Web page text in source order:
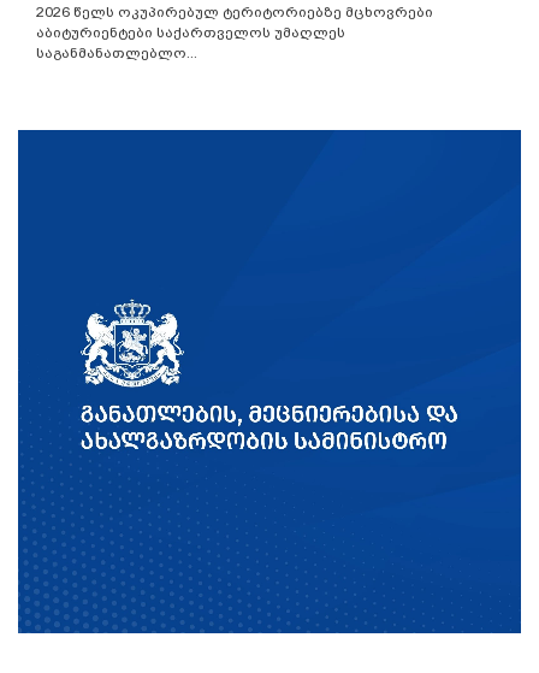
2026 წელს ოკუპირებულ ტერიტორიებზე მცხოვრები
აბიტურიენტები საქართველოს უმაღლეს
საგანმანათლებლო...